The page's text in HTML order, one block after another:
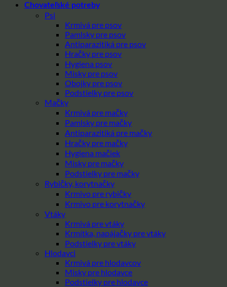
Chovateľské potreby
Psi
Krmivá pre psov
Pamlsky pre psov
Antiparazitiká pre psov
Hračky pre psov
Hygiena psov
Misky pre psov
Obojky pre psov
Podstielky pre psov
Mačky
Krmivá pre mačky
Pamlsky pre mačky
Antiparazitiká pre mačky
Hračky pre mačky
Hygiena mačiek
Misky pre mačky
Podstielky pre mačky
Rybičky, korytnačky
Krmivo pre rybičky
Krmivo pre korytnačky
Vtáky
Krmivá pre vtáky
Krmítka, napájačky pre vtáky
Podstielky pre vtáky
Hlodavci
Krmivá pre hlodavcov
Misky pre hlodavce
Podstielky pre hlodavce